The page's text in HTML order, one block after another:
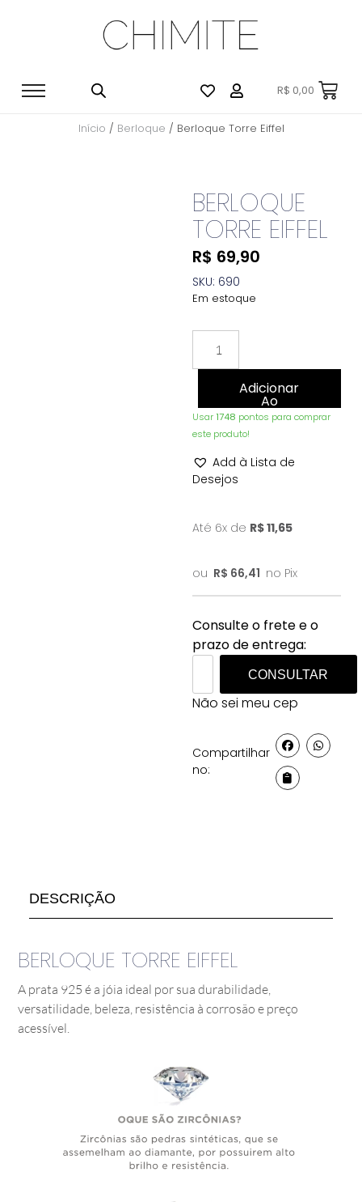
R$ 0,00
Início / Berloque / Berloque Torre Eiffel
BERLOQUE
TORRE EIFFEL
R$ 69,90
SKU: 690
Em estoque
Adicionar
Ao
Carrinho
Usar1748 pontos para comprar
este produto!
Add à Lista de
Desejos
Até 6x de R$11,65
ou R$ 66,41 no Pix
Consulte o frete e o
prazo de entrega:
CONSULTAR
Não sei meu cep
Compartilhar
no:
DESCRIÇÃO
BERLOQUE TORRE EIFFEL
A prata 925 é a jóia ideal por sua durabilidade,
versatilidade, beleza, resistência à corrosão e preço
acessível.